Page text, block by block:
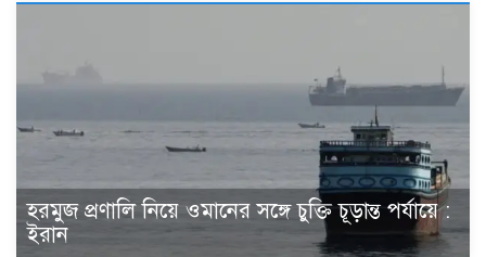
হরমুজ প্রণালি নিয়ে ওমানের সঙ্গে চুক্তি চূড়ান্ত পর্যায়ে :
ইরান